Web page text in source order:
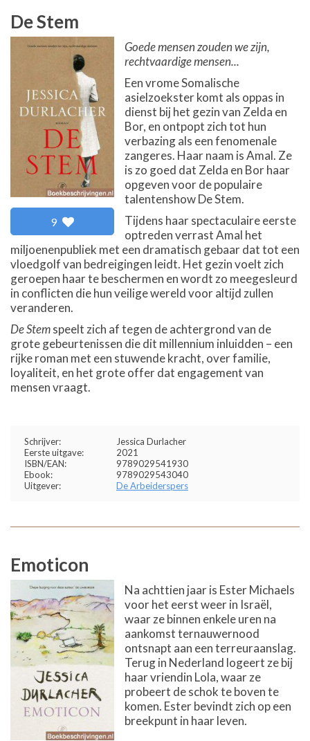
De Stem
9
Goede mensen zouden we zijn,
rechtvaardige mensen...
Een vrome Somalische
asielzoekster komt als oppas in
dienst bij het gezin van Zelda en
Bor, en ontpopt zich tot hun
verbazing als een fenomenale
zangeres. Haar naam is Amal. Ze
is zo goed dat Zelda en Bor haar
opgeven voor de populaire
talentenshow De Stem.
Tijdens haar spectaculaire eerste
optreden verrast Amal het
miljoenenpubliek met een dramatisch gebaar dat tot een
vloedgolf van bedreigingen leidt. Het gezin voelt zich
geroepen haar te beschermen en wordt zo meegesleurd
in conflicten die hun veilige wereld voor altijd zullen
veranderen.
De Stemspeelt zich af tegen de achtergrond van de
grote gebeurtenissen die dit millennium inluidden – een
rijke roman met een stuwende kracht, over familie,
loyaliteit, en het grote offer dat engagement van
mensen vraagt.
Schrijver:
Jessica Durlacher
Eerste uitgave:
2021
ISBN/EAN:
9789029541930
Ebook:
9789029543040
Uitgever:
De Arbeiderspers
Emoticon
Na achttien jaar is Ester Michaels
voor het eerst weer in Israël,
waar ze binnen enkele uren na
aankomst ternauwernood
ontsnapt aan een terreuraanslag.
Terug in Nederland logeert ze bij
haar vriendin Lola, waar ze
probeert de schok te boven te
komen. Ester bevindt zich op een
breekpunt in haar leven.